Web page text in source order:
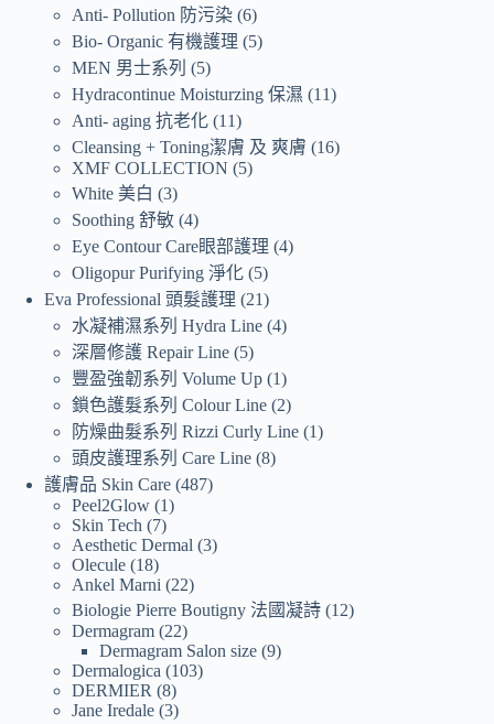
Anti- Pollution 防污染 6
Bio- Organic 有機護理
5
MEN 男士系列
5
Hydracontinue Moisturzing 保濕
11
Anti- aging 抗老化 11
Cleansing + Toning潔膚 及 爽膚
16
XMF COLLECTION
5
White 美白
3
Soothing 舒敏 4
Eye Contour Care眼部護理 4
Oligopur Purifying 淨化 5
Eva Professional 頭髮護理
21
水凝補濕系列 Hydra Line 4
深層修護 Repair Line 5
豐盈強韌系列 Volume Up 1
鎖色護髮系列 Colour Line 2
防燥曲髮系列 Rizzi Curly Line 1
頭皮護理系列 Care Line 8
護膚品 Skin Care 487
Peel2Glow 1
Skin Tech
7
Aesthetic Dermal 3
Olecule 18
Ankel Marni
22
Biologie Pierre Boutigny 法國凝詩 12
Dermagram 22
Dermagram Salon size 9
Dermalogica
103
DERMIER
8
Jane Iredale 3